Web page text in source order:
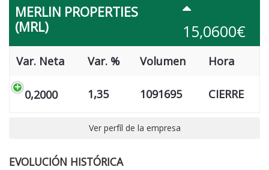
MERLIN PROPERTIES
(MRL)
15,0600€
Var. Neta Var. % Volumen Hora
0,2000 1,35 1091695 CIERRE
Ver perfíl de la empresa
EVOLUCIÓN HISTÓRICA